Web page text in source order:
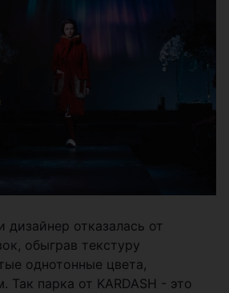
дизайнер отказалась от
обыграв текстуру
однотонные цвета,
Так парка от KARDASH - это